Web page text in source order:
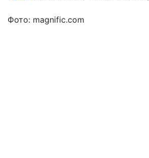
Фото: magnific.com